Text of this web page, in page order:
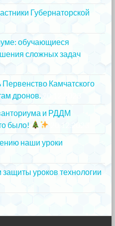
Губернаторской
обучающиеся
сложных задач
Камчатского
дронов.
и РДДМ
было!
наши уроки
уроков технологии